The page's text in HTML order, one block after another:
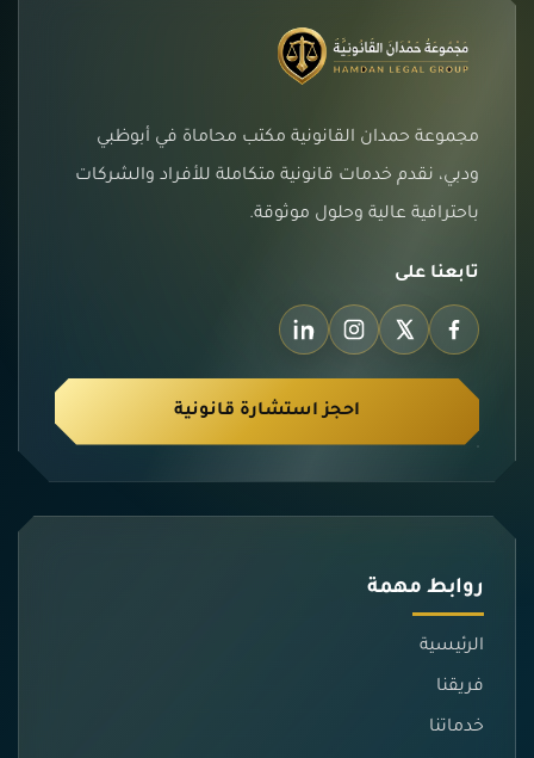
مجموعة حمدان القانونية مكتب محاماة في أبوظبي
ودبي، نقدم خدمات قانونية متكاملة للأفراد والشركات
باحترافية عالية وحلول موثوقة.
تابعنا على
احجز استشارة قانونية
روابط مهمة
الرئيسية
فريقنا
خدماتنا